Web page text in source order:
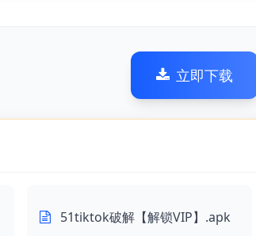
立即下载
51tiktok破解【解锁VIP】.apk